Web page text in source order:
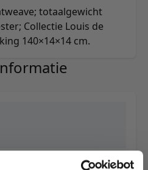
totaalgewicht
Collectie Louis de
140×14×14 cm.